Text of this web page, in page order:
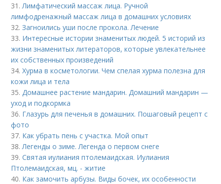
31. Лимфатический массаж лица. Ручной
лимфодренажный массаж лица в домашних условиях
32.Загноились уши после прокола. Лечение
33. Интересные истории знаменитых людей. 5 историй из
жизни знаменитых литераторов, которые увлекательнее
их собственных произведений
34.Хурма в косметологии. Чем спелая хурма полезна для
кожи лица и тела
35. Домашнее растение мандарин. Домашний мандарин —
уход и подкормка
36. Глазурь для печенья в домашних. Пошаговый рецепт с
фото
37. Как убрать пень с участка. Мой опыт
38. Легенды о зиме. Легенда о первом снеге
39.Святая иулиания птолемаидская. Иулиания
Птолемаидская, мц. - житие
40. Как замочить арбузы. Виды бочек, их особенности